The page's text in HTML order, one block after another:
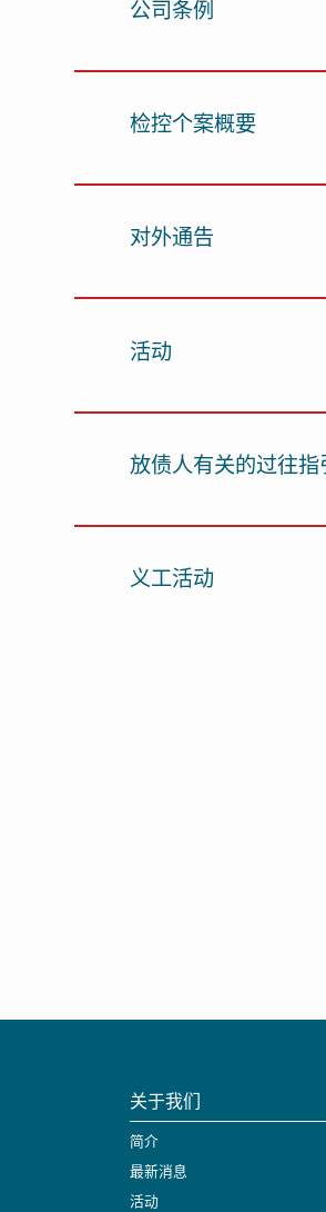
公司条例
检控个案概要
对外通告
活动
放债人有关的过往指
义工活动
关于我们
简介
最新消息
活动